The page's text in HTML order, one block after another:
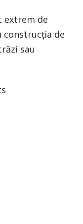
extrem de
construcția de
sau